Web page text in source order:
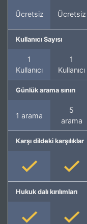
Ücretsiz Ücretsiz
Kullanıcı Sayısı
1
Kullanıcı
1
Kullanıcı
Günlük arama sınırı
1 arama
5
arama
Karşı dildeki karşılıklar
Hukuk dalı kırılımları